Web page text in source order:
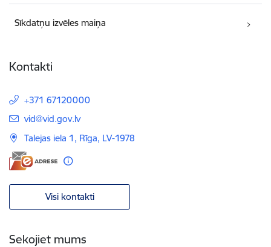
Sīkdatņu izvēles maiņa
Kontakti
+371 67120000
E-pasts:
vid@vid.gov.lv
Talejas iela 1, Rīga, LV-1978
Visi kontakti
Sekojiet mums